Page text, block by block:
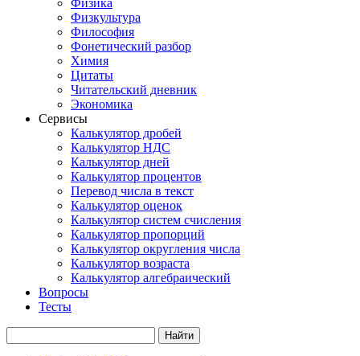
Физика
Физкультура
Философия
Фонетический разбор
Химия
Цитаты
Читательский дневник
Экономика
Сервисы
Калькулятор дробей
Калькулятор НДС
Калькулятор дней
Калькулятор процентов
Перевод числа в текст
Калькулятор оценок
Калькулятор систем счисления
Калькулятор пропорций
Калькулятор округления числа
Калькулятор возраста
Калькулятор алгебраический
Вопросы
Тесты
Найти